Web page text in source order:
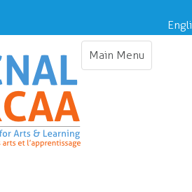
Main Menu
Toggle